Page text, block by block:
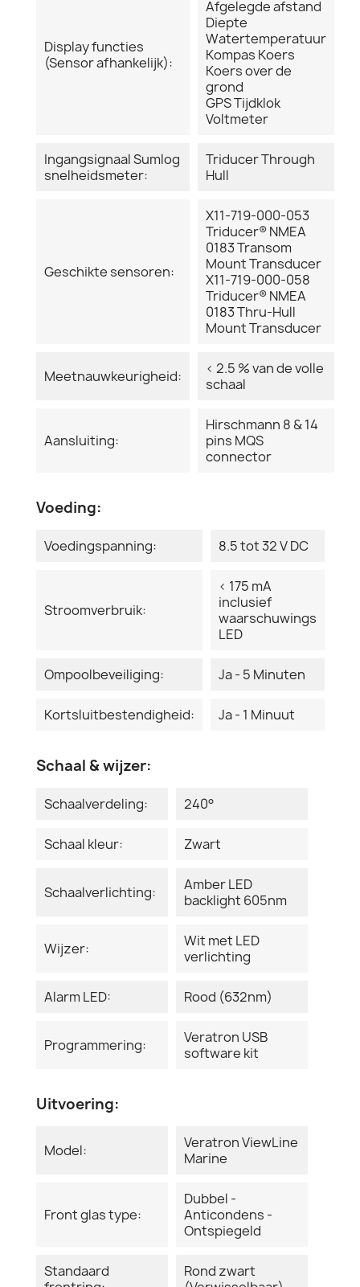
Display functies
(Sensor afhankelijk):
Afgelegde afstand
Diepte
Watertemperatuur
Kompas Koers
Koers over de
grond
GPS Tijdklok
Voltmeter
Ingangsignaal Sumlog
snelheidsmeter:
Triducer Through
Hull
Geschikte sensoren:
X11-719-000-053
Triducer® NMEA
0183 Transom
Mount Transducer
X11-719-000-058
Triducer® NMEA
0183 Thru-Hull
Mount Transducer
Meetnauwkeurigheid:
< 2.5 % van de volle
schaal
Aansluiting:
Hirschmann 8 & 14
pins MQS
connector
Voeding:
Voedingspanning: 8.5 tot 32 V DC
Stroomverbruik:
< 175 mA
inclusief
waarschuwings
LED
Ompoolbeveiliging: Ja - 5 Minuten
Kortsluitbestendigheid: Ja - 1 Minuut
Schaal & wijzer:
Schaalverdeling: 240°
Schaal kleur: Zwart
Schaalverlichting:
Amber LED
backlight 605nm
Wijzer:
Wit met LED
verlichting
Alarm LED: Rood (632nm)
Programmering:
Veratron USB
software kit
Uitvoering:
Model:
Veratron ViewLine
Marine
Front glas type:
Dubbel -
Anticondens -
Ontspiegeld
Standaard
Rond zwart